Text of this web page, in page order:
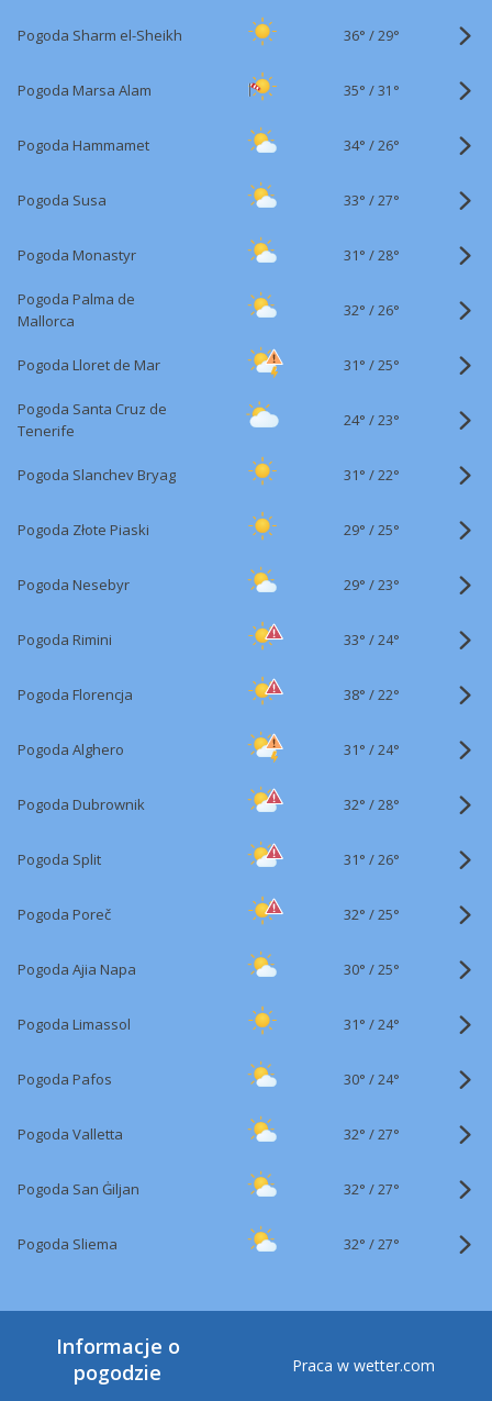
Pogoda Sharm el-Sheikh 36° /29°
Pogoda Marsa Alam 35° /31°
Pogoda Hammamet 34° /26°
Pogoda Susa 33° /27°
Pogoda Monastyr 31° /28°
Pogoda Palma de
Mallorca
32° /26°
Pogoda Lloret de Mar 31° /25°
Pogoda Santa Cruz de
Tenerife
24° /23°
Pogoda Slanchev Bryag 31° /22°
Pogoda Złote Piaski 29° /25°
Pogoda Nesebyr 29° /23°
Pogoda Rimini 33° /24°
Pogoda Florencja 38° /22°
Pogoda Alghero 31° /24°
Pogoda Dubrownik 32° /28°
Pogoda Split 31° /26°
Pogoda Poreč 32° /25°
Pogoda Ajia Napa 30° /25°
Pogoda Limassol 31° /24°
Pogoda Pafos 30° /24°
Pogoda Valletta 32° /27°
Pogoda San Ġiljan 32° /27°
Pogoda Sliema 32° /27°
Informacje o
pogodzie
Praca w wetter.com